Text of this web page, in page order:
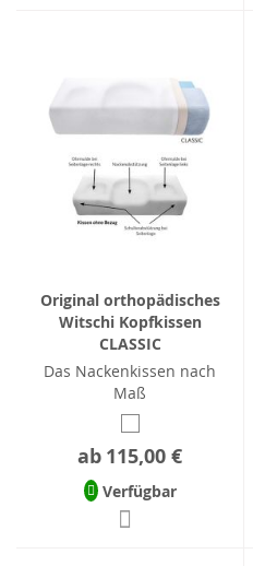
Original orthopädisches
Witschi Kopfkissen
CLASSIC
Das Nackenkissen nach
Maß
ab 115,00 €
Verfügbar